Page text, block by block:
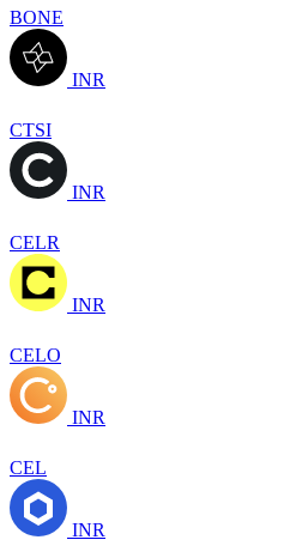
BONE
INR
CTSI
INR
CELR
INR
CELO
INR
CEL
INR